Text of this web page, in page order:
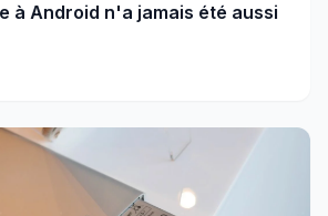
à Android n'a jamais été aussi